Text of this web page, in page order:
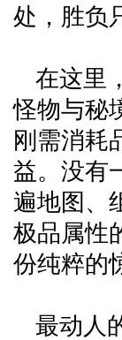
处，胜负
在这里
怪物与秘
刚需消耗
益。没有
遍地图、
极品属性
份纯粹的
最动人